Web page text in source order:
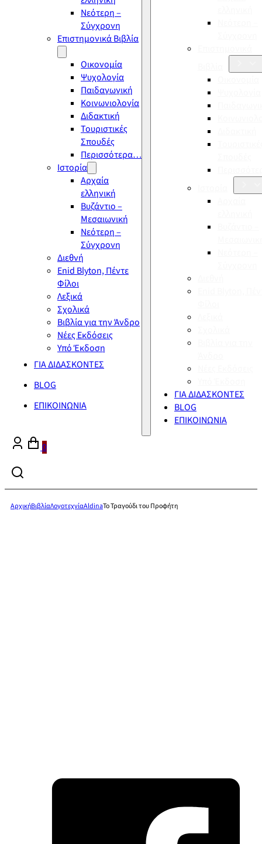
Νεότερη –
Σύγχρονη
Επιστημονικά Βιβλία
Οικονομία
Ψυχολογία
Παιδαγωγική
Κοινωνιολογία
Διδακτική
Τουριστικές
Σπουδές
Περισσότερα…
Ιστορία
Αρχαία
ελληνική
Βυζάντιο –
Μεσαιωνική
Νεότερη –
Σύγχρονη
Διεθνή
Enid Blyton, Πέντε
Φίλοι
Λεξικά
Σχολικά
Βιβλία για την Άνδρο
Νέες Εκδόσεις
Υπό Έκδοση
ΓΙΑ ΔΙΔΑΣΚΟΝΤΕΣ
BLOG
ΕΠΙΚΟΙΝΩΝΙΑ
ΓΙΑ ΔΙΔΑΣΚΟΝΤΕΣ
BLOG
ΕΠΙΚΟΙΝΩΝΙΑ
0
ΑρχικήΒιβλίαΛογοτεχνίαAldinaΤο Τραγούδι του Προφήτη